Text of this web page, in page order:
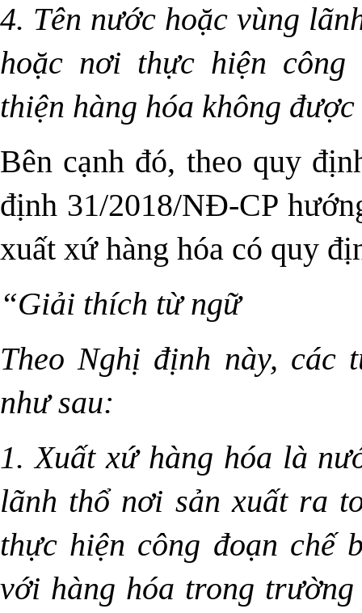
4. Tên nước hoặc vùng
hoặc nơi thực hiện công
thiện hàng hóa không
Bên cạnh đó, theo quy
định 31/2018/NĐ-CP
xuất xứ hàng hóa có quy
“Giải thích từ ngữ
Theo Nghị định này, các
như sau:
1. Xuất xứ hàng hóa là
lãnh thổ nơi sản xuất ra
thực hiện công đoạn chế
với hàng hóa trong